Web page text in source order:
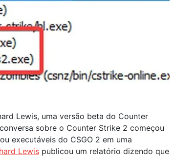
Lewis, uma versão beta do Counter
sobre o Counter Strike 2 começou
executáveis ​​do CSGO 2 em uma
Lewis publicou um relatório dizendo que